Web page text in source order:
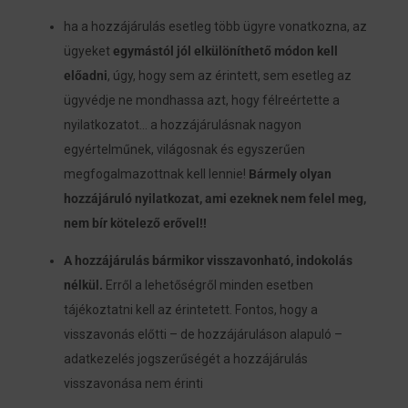
ha a hozzájárulás esetleg több ügyre vonatkozna, az
ügyeket egymástól jól elkülöníthető módon kell
előadni, úgy, hogy sem az érintett, sem esetleg az
ügyvédje ne mondhassa azt, hogy félreértette a
nyilatkozatot… a hozzájárulásnak nagyon
egyértelműnek, világosnak és egyszerűen
megfogalmazottnak kell lennie! Bármely olyan
hozzájáruló nyilatkozat, ami ezeknek nem felel meg,
nem bír kötelező erővel!!
A hozzájárulás bármikor visszavonható, indokolás
nélkül. Erről a lehetőségről minden esetben
tájékoztatni kell az érintetett. Fontos, hogy a
visszavonás előtti – de hozzájáruláson alapuló –
adatkezelés jogszerűségét a hozzájárulás
visszavonása nem érinti